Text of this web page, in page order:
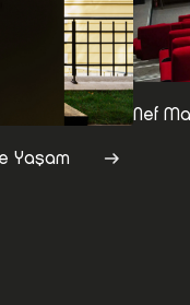
Yaşam
Nef